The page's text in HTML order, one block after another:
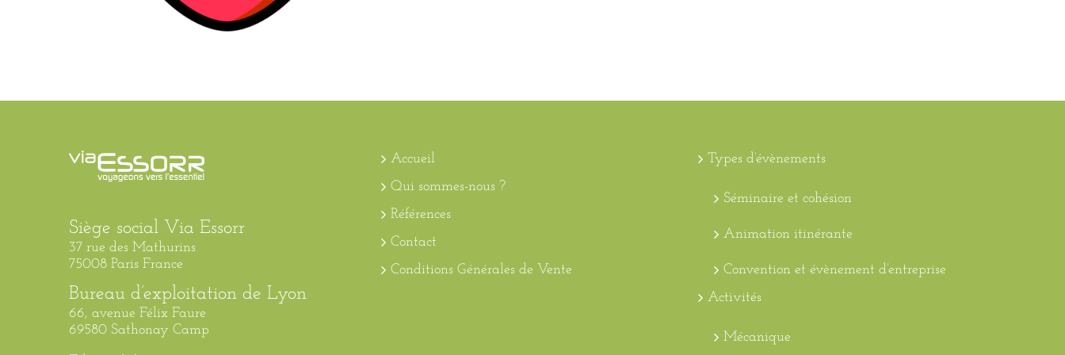
Siège social Via Essorr
37 rue des Mathurins
75008 Paris France
Bureau d’exploitation de Lyon
66, avenue Félix Faure
69580 Sathonay Camp
Accueil
Qui sommes-nous ?
Références
Contact
Conditions Générales de Vente
Types d’évènements
Séminaire et cohésion
Animation itinérante
Convention et évènement d’entreprise
Activités
Mécanique